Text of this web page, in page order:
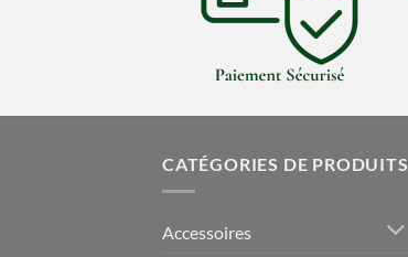
CATÉGORIES DE PRODUITS
Accessoires